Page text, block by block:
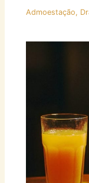
Admoestação,